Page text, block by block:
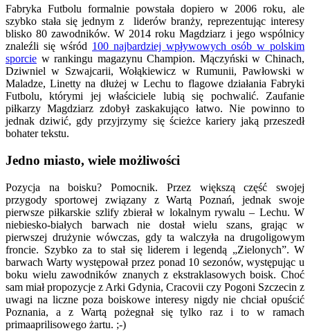
Fabryka Futbolu formalnie powstała dopiero w 2006 roku, ale
szybko stała się jednym z liderów branży, reprezentując interesy
blisko 80 zawodników. W 2014 roku Magdziarz i jego wspólnicy
znaleźli się wśród 100 najbardziej wpływowych osób w polskim
sporcie w rankingu magazynu Champion. Mączyński w Chinach,
Dziwniel w Szwajcarii, Wołąkiewicz w Rumunii, Pawłowski w
Maladze, Linetty na dłużej w Lechu to flagowe działania Fabryki
Futbolu, którymi jej właściciele lubią się pochwalić. Zaufanie
piłkarzy Magdziarz zdobył zaskakująco łatwo. Nie powinno to
jednak dziwić, gdy przyjrzymy się ścieżce kariery jaką przeszedł
bohater tekstu.
Jedno miasto, wiele możliwości
Pozycja na boisku? Pomocnik. Przez większą część swojej
przygody sportowej związany z Wartą Poznań, jednak swoje
pierwsze piłkarskie szlify zbierał w lokalnym rywalu – Lechu. W
niebiesko-białych barwach nie dostał wielu szans, grając w
pierwszej drużynie wówczas, gdy ta walczyła na drugoligowym
froncie. Szybko za to stał się liderem i legendą „Zielonych”. W
barwach Warty występował przez ponad 10 sezonów, występując u
boku wielu zawodników znanych z ekstraklasowych boisk. Choć
sam miał propozycje z Arki Gdynia, Cracovii czy Pogoni Szczecin z
uwagi na liczne poza boiskowe interesy nigdy nie chciał opuścić
Poznania, a z Wartą pożegnał się tylko raz i to w ramach
primaaprilisowego żartu. ;-)